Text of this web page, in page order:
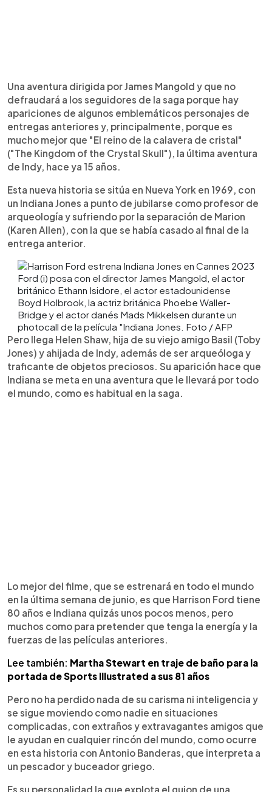
Una aventura dirigida por James Mangold y que no
defraudará a los seguidores de la saga porque hay
apariciones de algunos emblemáticos personajes de
entregas anteriores y, principalmente, porque es
mucho mejor que "El reino de la calavera de cristal"
("The Kingdom of the Crystal Skull"), la última aventura
de Indy, hace ya 15 años.
Esta nueva historia se sitúa en Nueva York en 1969, con
un Indiana Jones a punto de jubilarse como profesor de
arqueología y sufriendo por la separación de Marion
(Karen Allen), con la que se había casado al final de la
entrega anterior.
Ford (i) posa con el director James Mangold, el actor
británico Ethann Isidore, el actor estadounidense
Boyd Holbrook, la actriz británica Phoebe Waller-
Bridge y el actor danés Mads Mikkelsen durante un
photocall de la película "Indiana Jones. Foto / AFP
Pero llega Helen Shaw, hija de su viejo amigo Basil (Toby
Jones) y ahijada de Indy, además de ser arqueóloga y
traficante de objetos preciosos. Su aparición hace que
Indiana se meta en una aventura que le llevará por todo
el mundo, como es habitual en la saga.
Lo mejor del filme, que se estrenará en todo el mundo
en la última semana de junio, es que Harrison Ford tiene
80 años e Indiana quizás unos pocos menos, pero
muchos como para pretender que tenga la energía y la
fuerzas de las películas anteriores.
Lee también: Martha Stewart en traje de baño para la
portada de Sports Illustrated a sus 81 años
Pero no ha perdido nada de su carisma ni inteligencia y
se sigue moviendo como nadie en situaciones
complicadas, con extraños y extravagantes amigos que
le ayudan en cualquier rincón del mundo, como ocurre
en esta historia con Antonio Banderas, que interpreta a
un pescador y buceador griego.
Es su personalidad la que explota el guion de una